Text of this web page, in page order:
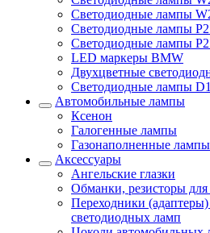
Светодиодные лампы
Светодиодные лампы
Светодиодные лампы
LED маркеры BMW
Двухцветные
Светодиодные лампы
Автомобильные лампы
Ксенон
Галогенные лампы
Газонаполненные лампы
Аксессуары
Ангельские глазки
Обманки, резисторы
Переходники (адаптеры)
светодиодных ламп